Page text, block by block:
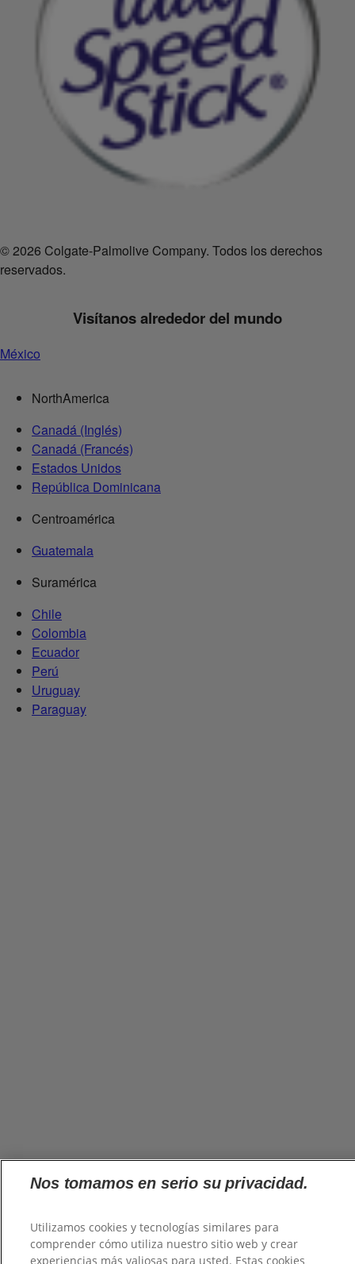
© 2026 Colgate-Palmolive Company. Todos los derechos
reservados.
Visítanos alrededor del mundo
México
NorthAmerica
Canadá (Inglés)
Canadá (Francés)
Estados Unidos
República Dominicana
Centroamérica
Guatemala
Suramérica
Chile
Colombia
Ecuador
Perú
Uruguay
Paraguay
Nos tomamos en serio su privacidad.
Utilizamos cookies y tecnologías similares para
comprender cómo utiliza nuestro sitio web y crear
experiencias más valiosas para usted. Estas cookies